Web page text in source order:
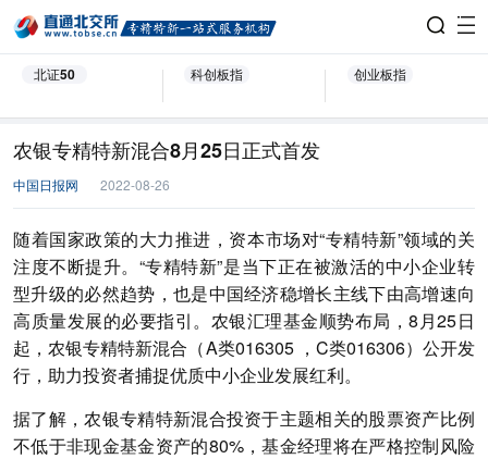
北证50 科创板指 创业板指
农银专精特新混合8月25日正式首发
中国日报网 2022-08-26
随着国家政策的大力推进，资本市场对“专精特新”领域的关
注度不断提升。“专精特新”是当下正在被激活的中小企业转
型升级的必然趋势，也是中国经济稳增长主线下由高增速向
高质量发展的必要指引。农银汇理基金顺势布局，8月25日
起，农银专精特新混合（A类016305 ，C类016306）公开发
行，助力投资者捕捉优质中小企业发展红利。
据了解，农银专精特新混合投资于主题相关的股票资产比例
不低于非现金基金资产的80%，基金经理将在严格控制风险